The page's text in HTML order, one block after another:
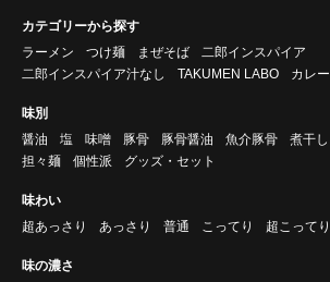
カテゴリーから探す
ラーメン
つけ麺 まぜそば
二郎インスパイア
二郎インスパイア汁なし
TAKUMEN LABO カレー
味別
醤油
塩 味噌 豚骨 豚骨醤油 魚介豚骨 煮干し
担々麺
個性派 グッズ・セット
味わい
超あっさり
あっさり 普通 こってり 超こってり
味の濃さ